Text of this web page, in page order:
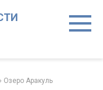
Озеро Аракуль